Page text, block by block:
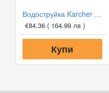
Водоструйка Karcher K2 OPP
€84.36 ( 164.99 лв )
Купи